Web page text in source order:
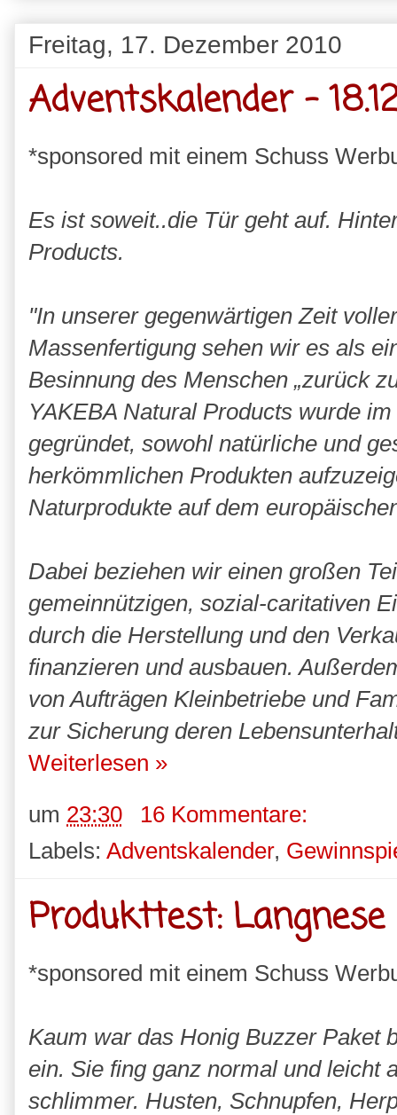
Freitag, 17. Dezember 2010
Adventskalender -
*sponsored mit einem Schuss
Es ist soweit..die Tür geht auf.
Products.
"In unserer gegenwärtigen Zeit
Massenfertigung sehen wir es als
Besinnung des Menschen „zurück
YAKEBA Natural Products wurde
gegründet, sowohl natürliche und
herkömmlichen Produkten
Naturprodukte auf dem
Dabei beziehen wir einen großen
gemeinnützigen, sozial-caritativen
durch die Herstellung und den
finanzieren und ausbauen.
von Aufträgen Kleinbetriebe und
zur Sicherung deren
Weiterlesen »
um 23:30
16 Kommentare:
Labels: Adventskalender,
Produkttest: Langnese
*sponsored mit einem Schuss
Kaum war das Honig Buzzer Paket
ein. Sie fing ganz normal und leicht
schlimmer. Husten, Schnupfen,